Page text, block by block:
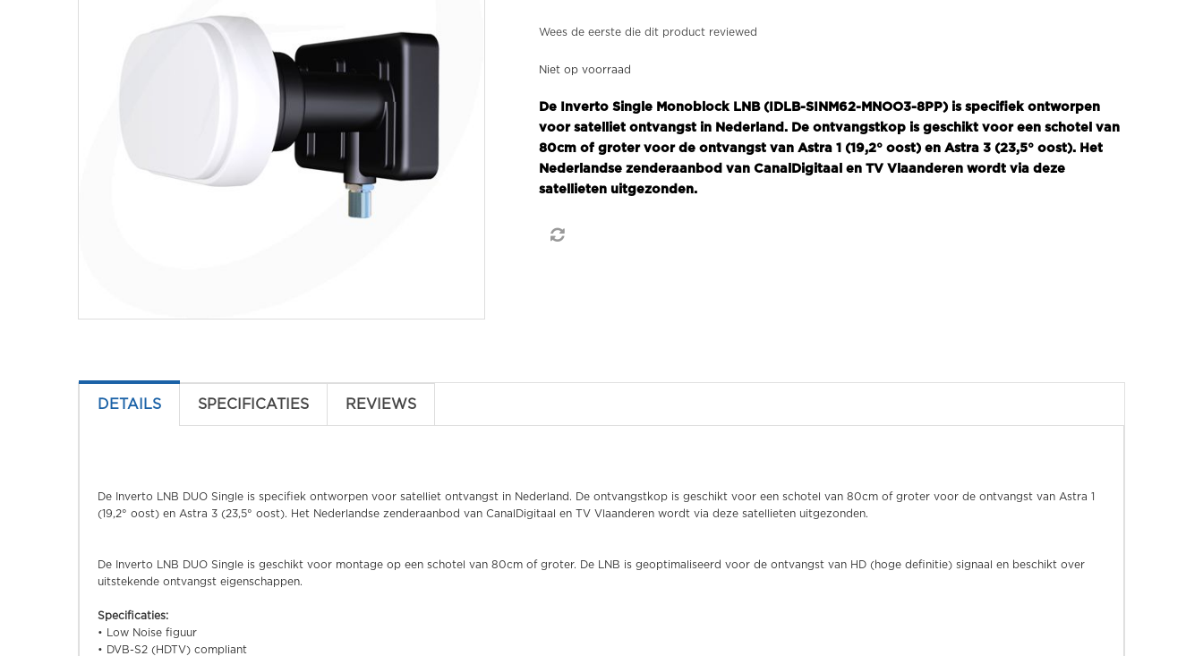
Wees de eerste die dit product reviewed
Niet op voorraad
De Inverto Single Monoblock LNB (IDLB-SINM62-MNOO3-8PP) is specifiek ontworpen
voor satelliet ontvangst in Nederland. De ontvangstkop is geschikt voor een schotel van
80cm of groter voor de ontvangst van Astra 1 (19,2° oost) en Astra 3 (23,5° oost). Het
Nederlandse zenderaanbod van CanalDigitaal en TV Vlaanderen wordt via deze
satellieten uitgezonden.
DETAILS SPECIFICATIES REVIEWS
De Inverto LNB DUO Single is specifiek ontworpen voor satelliet ontvangst in Nederland. De ontvangstkop is geschikt voor een schotel van 80cm of groter voor de ontvangst van Astra 1
(19,2° oost) en Astra 3 (23,5° oost). Het Nederlandse zenderaanbod van CanalDigitaal en TV Vlaanderen wordt via deze satellieten uitgezonden.
De Inverto LNB DUO Single is geschikt voor montage op een schotel van 80cm of groter. De LNB is geoptimaliseerd voor de ontvangst van HD (hoge definitie) signaal en beschikt over
uitstekende ontvangst eigenschappen.
Specificaties:
• Low Noise figuur
• DVB-S2 (HDTV) compliant